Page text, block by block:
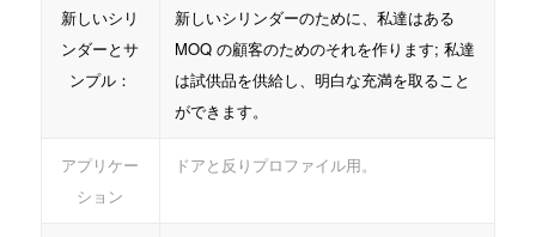
新しいシリ
ンダーとサ
ンプル：
新しいシリンダーのために、私達はある
MOQ の顧客のためのそれを作ります; 私達
は試供品を供給し、明白な充満を取ること
ができます。
アプリケー
ション
ドアと反りプロファイル用。